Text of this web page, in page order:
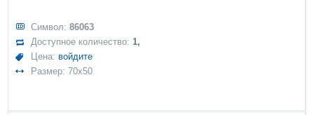
Символ:86063
Доступное количество:1,
Цена: войдите
Размер: 70x50